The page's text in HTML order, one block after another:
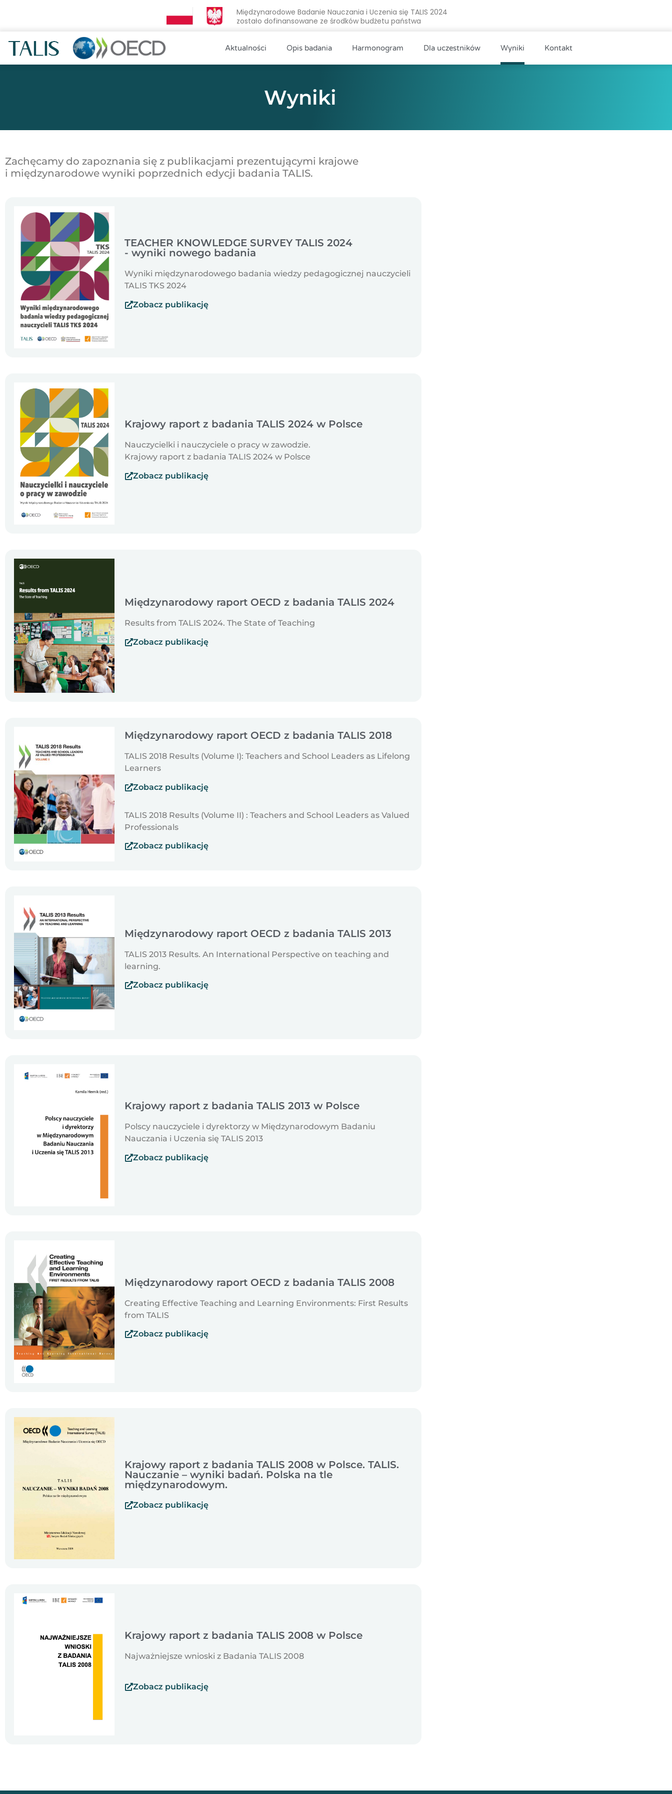
Międzynarodowe Badanie Nauczania i Uczenia się TALIS 2024
zostało dofinansowane ze środków budżetu państwa
Aktualności Opis badania Harmonogram Dla uczestników Wyniki Kontakt
Wyniki
Zachęcamy do zapoznania się z publikacjami prezentującymi krajowe
i międzynarodowe wyniki poprzednich edycji badania TALIS.
TEACHER KNOWLEDGE SURVEY TALIS 2024
- wyniki nowego badania
Wyniki międzynarodowego badania wiedzy pedagogicznej nauczycieli
TALIS TKS 2024
Zobacz publikację
Krajowy raport z badania TALIS 2024 w Polsce
Nauczycielki i nauczyciele o pracy w zawodzie.
Krajowy raport z badania TALIS 2024 w Polsce
Zobacz publikację
Międzynarodowy raport OECD z badania TALIS 2024
Results from TALIS 2024. The State of Teaching
Zobacz publikację
Międzynarodowy raport OECD z badania TALIS 2018
TALIS 2018 Results (Volume I): Teachers and School Leaders as Lifelong
Learners
Zobacz publikację
TALIS 2018 Results (Volume II) : Teachers and School Leaders as Valued
Professionals
Zobacz publikację
Międzynarodowy raport OECD z badania TALIS 2013
TALIS 2013 Results. An International Perspective on teaching and
learning.
Zobacz publikację
Krajowy raport z badania TALIS 2013 w Polsce
Polscy nauczyciele i dyrektorzy w Międzynarodowym Badaniu
Nauczania i Uczenia się TALIS 2013
Zobacz publikację
Międzynarodowy raport OECD z badania TALIS 2008
Creating Effective Teaching and Learning Environments: First Results
from TALIS
Zobacz publikację
Krajowy raport z badania TALIS 2008 w Polsce. TALIS.
Nauczanie – wyniki badań. Polska na tle
międzynarodowym.
Zobacz publikację
Krajowy raport z badania TALIS 2008 w Polsce
Najważniejsze wnioski z Badania TALIS 2008
Zobacz publikację